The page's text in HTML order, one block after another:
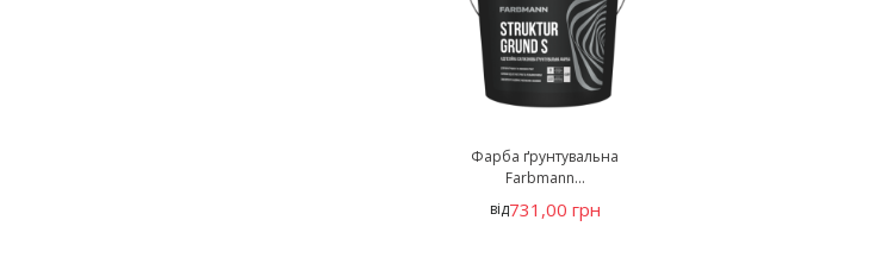
Фарба ґрунтувальна
Farbmann...
від731,00 грн